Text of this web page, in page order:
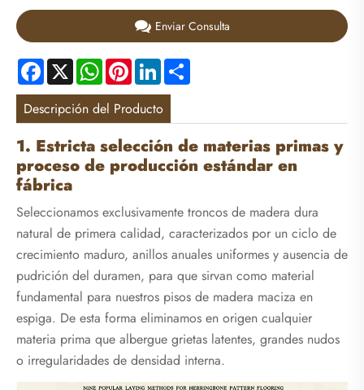
Enviar Consulta
Facebook
X WhatsApp
PinterestLinkedIn
Descripción del Producto
1. Estricta selección de materias primas y
proceso de producción estándar en
fábrica
Seleccionamos exclusivamente troncos de madera dura
natural de primera calidad, caracterizados por un ciclo de
crecimiento maduro, anillos anuales uniformes y ausencia de
pudrición del duramen, para que sirvan como material
fundamental para nuestros pisos de madera maciza en
espiga. De esta forma eliminamos en origen cualquier
materia prima que albergue grietas latentes, grandes nudos
o irregularidades de densidad interna.